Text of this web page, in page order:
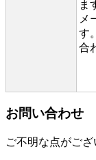
ま
メ
す
合
お問い合わせ
ご不明な点がご